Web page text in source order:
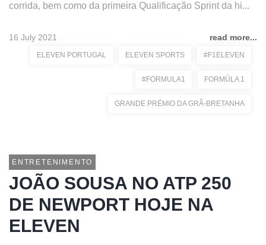
corrida, bem como da primeira Qualificação Sprint da hi...
16 July 2021 read more...
ELEVEN PORTUGAL ELEVEN SPORTS #F1ELEVEN
#FORMULA1 FORMÚLA 1
GRANDE PRÉMIO DA GRÃ-BRETANHA
ENTRETENIMENTO
JOÃO SOUSA NO ATP 250
DE NEWPORT HOJE NA
ELEVEN